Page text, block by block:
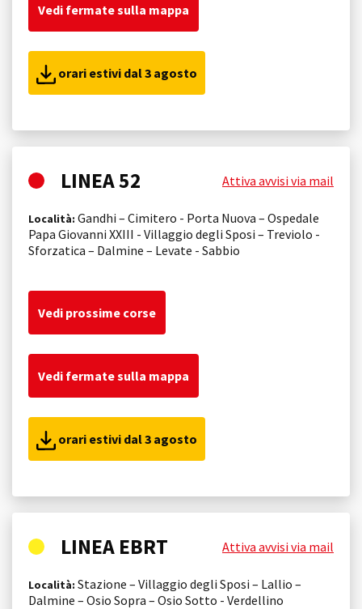
Vedi fermate sulla mappa
orari estivi dal 3 agosto
LINEA 52 Attiva avvisi via mail
Località: Gandhi – Cimitero - Porta Nuova – Ospedale
Papa Giovanni XXIII - Villaggio degli Sposi – Treviolo -
Sforzatica – Dalmine – Levate - Sabbio
Vedi prossime corse
Vedi fermate sulla mappa
orari estivi dal 3 agosto
LINEA EBRT Attiva avvisi via mail
Località: Stazione – Villaggio degli Sposi – Lallio –
Dalmine – Osio Sopra – Osio Sotto - Verdellino